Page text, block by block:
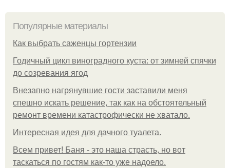
Популярные материалы
Как выбрать саженцы гортензии
Годичный цикл виноградного куста: от зимней спячки
до созревания ягод
Внезапно нагрянувшие гости заставили меня
спешно искать решение, так как на обстоятельный
ремонт времени катастрофически не хватало.
Интересная идея для дачного туалета.
Всем привет! Баня - это наша страсть, но вот
таскаться по гостям как-то уже надоело.